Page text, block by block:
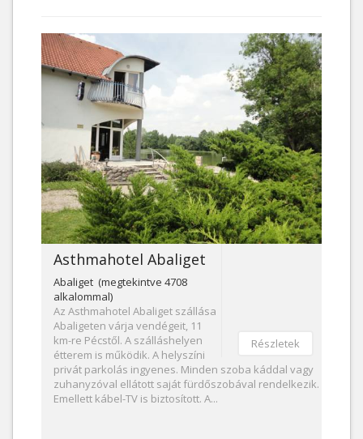
Részletek
Asthmahotel Abaliget
Abaliget (megtekintve 4708
alkalommal)
Az Asthmahotel Abaliget szállása
Abaligeten várja vendégeit, 11
km-re Pécstől. A szálláshelyen
étterem is működik. A helyszíni
privát parkolás ingyenes. Minden szoba káddal vagy
zuhanyzóval ellátott saját fürdőszobával rendelkezik.
Emellett kábel-TV is biztosított. A...